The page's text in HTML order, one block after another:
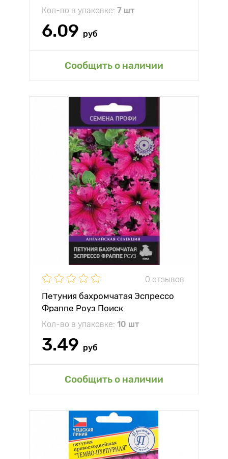
Кол-во в упаковке: 7 шт
6.09 руб
Сообщить о наличии
0 отзывов
Петуния бахромчатая Эспрессо
Фраппе Роуз Поиск
Кол-во в упаковке: 10 шт
3.49 руб
Сообщить о наличии